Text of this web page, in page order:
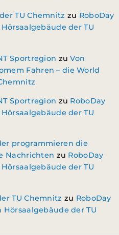
TU Chemnitz zu RoboDay
der TU
Sportregion zuVon
Fahren – die World
Sportregion zu RoboDay
der TU
programmieren die
Nachrichten zu RoboDay
der TU
TU Chemnitz zu RoboDay
Hörsaalgebäude der TU